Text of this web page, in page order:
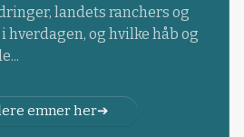
landets ranchers og
hverdagen, og hvilke håb og
emner her